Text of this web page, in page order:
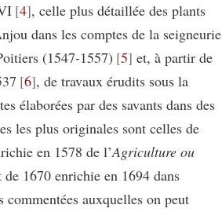
4 , celle plus détaillée des plants
dans les comptes de la seigneurie
(1547-1557) 5 et, à partir de
6 , de travaux érudits sous la
élaborées par des savants dans des
les plus originales sont celles de
en 1578 de l’Agriculture ou
1670 enrichie en 1694 dans
commentées auxquelles on peut